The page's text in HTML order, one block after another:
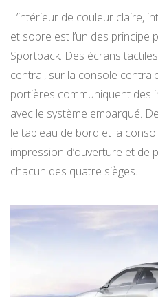
L’intérieur de couleur claire,
et sobre est l’un des principe
Sportback. Des écrans
central, sur la console
portières communiquent des
avec le système embarqué.
le tableau de bord et la
impression d’ouverture et de
chacun des quatre sièges.